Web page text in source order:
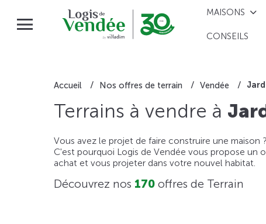
MAISONS
CONSEILS
Accueil Nos offres de terrain Vendée
Terrains à vendre à
Vous avez le projet de faire construire une
C'est pourquoi Logis de Vendée vous propose un
achat et vous projeter dans votre nouvel habitat.
Découvrez nos 170 offres de Terrain